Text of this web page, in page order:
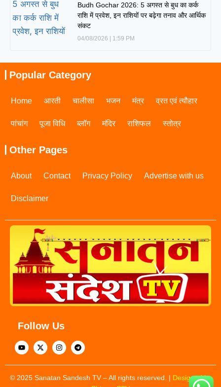
Budh Gochar 2026: 5 अगस्त से बुध का कर्क
राशि में प्रवेश, इन राशियों पर बढ़ेगा तनाव और आर्थिक
संकट
04/08/2026 1:59 PM
Popular Category
Home आरती चालीसा भजन मंत्र व्रत एवं त्यौहार
पांचांग पूजा विधि ब्लॉग मंदिर राशिफल स्तोत्र
Other Pages
About Contact Privacy Policy Advertise with us
Disclaimer
Follow Us
© 2025 Sanatan Sandesh TV – All rights reserved. | Designed by